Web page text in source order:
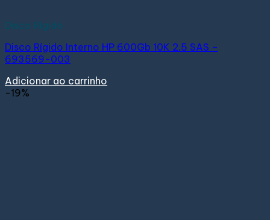
Disco Rígido
Disco Rígido Interno HP 600Gb 10K 2.5 SAS –
693569-003
Adicionar ao carrinho
-19%